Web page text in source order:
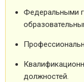
Федеральными
должностей.